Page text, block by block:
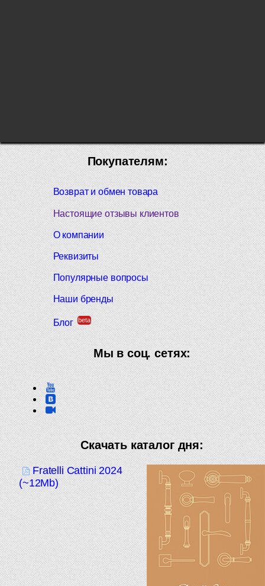
Покупателям:
Возврат и обмен товара
Настоящие отзывы клиентов
О компании
Реквизиты
Популярные вопросы
Наши бренды
Блог beta
Мы в соц. сетях:
Скачать каталог дня:
Fratelli Cattini 2024
(~12Mb)